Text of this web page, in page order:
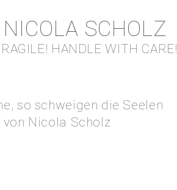
NICOLA SCHOLZ
HANDLE WITH CARE!
so schweigen die Seelen
Nicola Scholz